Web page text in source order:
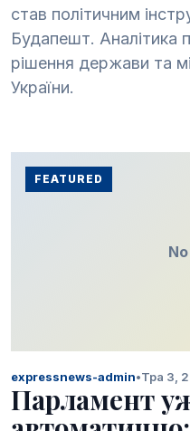
став політичним
Будапешт. Аналітика
рішення держави та
України.
FEATURED
expressnews-admin•Тра 3,
Парламент